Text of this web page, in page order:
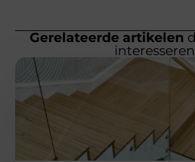
Gerelateerde artikelen
interesseren